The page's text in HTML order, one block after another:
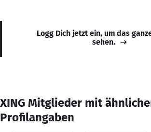
Logg Dich jetzt ein, um das
sehen.
XING Mitglieder mit
Profilangaben